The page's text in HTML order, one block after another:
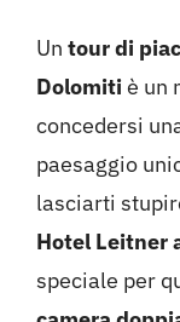
Un tour di
Dolomitiè un
concedersi
paesaggio
lasciarti
Hotel Leitner
speciale per